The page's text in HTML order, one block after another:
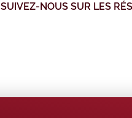
SUIVEZ-NOUS SUR LES